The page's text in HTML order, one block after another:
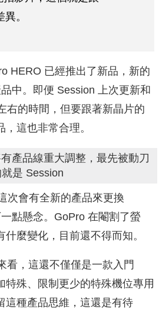
。
HERO 已經推出了新品，新的
中。即便 Session 上次更新和
右的時間，但要跟著新晶片的
這也非常合理。
次會有全新的產品來更換
點懸念。GoPro 在閹割了螢
麼變化，目前還不得而知。
看，這還不僅僅是一款入門
特殊、限制更少的特殊機位專用
這種產品思維，這還是有待